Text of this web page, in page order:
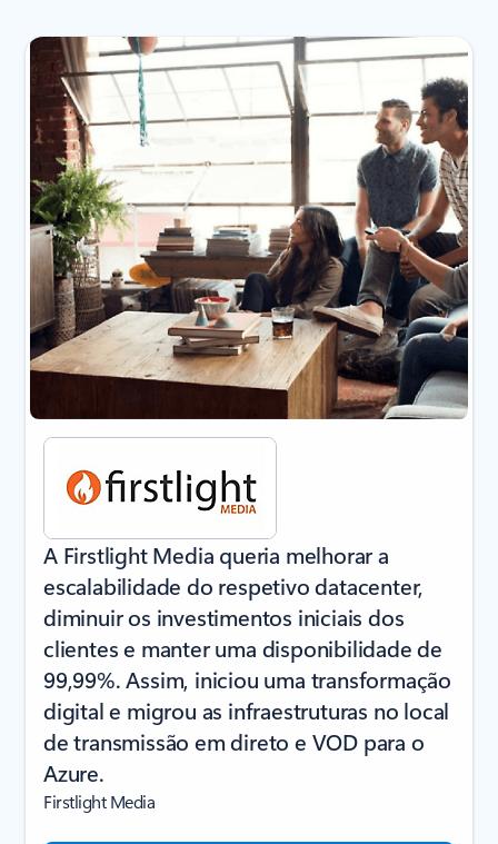
A Firstlight Media queria melhorar a
escalabilidade do respetivo datacenter,
diminuir os investimentos iniciais dos
clientes e manter uma disponibilidade de
99,99%. Assim, iniciou uma transformação
digital e migrou as infraestruturas no local
de transmissão em direto e VOD para o
Azure.
Firstlight Media